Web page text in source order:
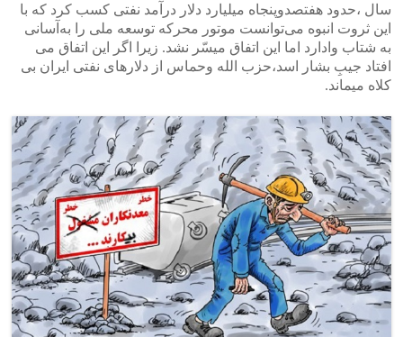
سال ،حدود هفتصدوپنجاه میلیارد دلار درآمد نفتی کسب کرد که با
این ثروت انبوه می‌توانست موتور محرکه توسعه ملی را به‌آسانی
به شتاب وادارد اما این اتفاق میسّر نشد. زیرا اگر این اتفاق می
افتاد جیبِ بشار اسد،حزب الله وحماس از دلارهای نفتی ایران بی
کلاه میماند.
<
>